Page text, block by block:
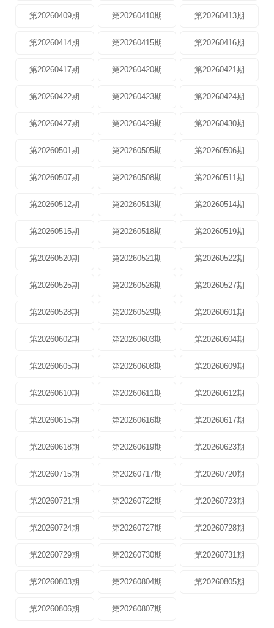
第20260409期 第20260410期 第20260413期
第20260414期 第20260415期 第20260416期
第20260417期 第20260420期 第20260421期
第20260422期 第20260423期 第20260424期
第20260427期 第20260429期 第20260430期
第20260501期 第20260505期 第20260506期
第20260507期 第20260508期 第20260511期
第20260512期 第20260513期 第20260514期
第20260515期 第20260518期 第20260519期
第20260520期 第20260521期 第20260522期
第20260525期 第20260526期 第20260527期
第20260528期 第20260529期 第20260601期
第20260602期 第20260603期 第20260604期
第20260605期 第20260608期 第20260609期
第20260610期 第20260611期 第20260612期
第20260615期 第20260616期 第20260617期
第20260618期 第20260619期 第20260623期
第20260715期 第20260717期 第20260720期
第20260721期 第20260722期 第20260723期
第20260724期 第20260727期 第20260728期
第20260729期 第20260730期 第20260731期
第20260803期 第20260804期 第20260805期
第20260806期 第20260807期